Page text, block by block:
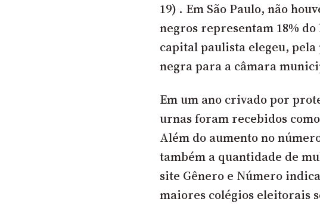
19) . Em São Paulo, não
negros representam 18%
capital paulista elegeu,
negra para a câmara
Em um ano crivado por
urnas foram recebidos
Além do aumento no
também a quantidade de
site Gênero e Número
maiores colégios eleitorais